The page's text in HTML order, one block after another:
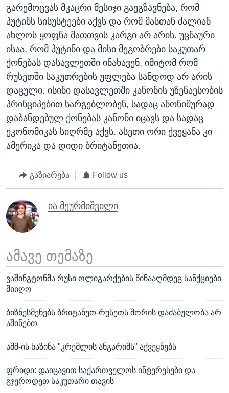
გარემოცვას მკაცრი მესიჯი გაეგზავნება, რომ
პუტინს სისუსტეები აქვს და რომ მასთან ძალიან
ახლოს ყოფნა მათთვის კარგი არ არის. უცნაური
ისაა, რომ პუტინი და მისი მეგობრები საკუთარ
ქონებას დასავლეთში ინახავენ, იმიტომ რომ
რუსეთში საკუთრების უფლება სანდოდ არ არის
დაცული. ისინი დასავლეთში კანონის უზენაესობის
პრინციპებით სარგებლობენ, სადაც ანონიმურად
დაბანდებულ ქონებას კანონი იცავს და სადაც
ეკონომიკას სიღრმე აქვს. ასეთი ორი ქვეყანა კი
ამერიკა და დიდი ბრიტანეთია.
გაზიარება Follow us
ია მეურმიშვილი
ამავე თემაზე
ვაშინგტონმა რუსი ოლიგარქების წინააღმდეგ სანქციები
მიიღო
ბიზნესმენებს ბრიტანეთ-რუსეთს შორის დაძაბულობა არ
აშინებთ
აშშ-ის ხაზინა "კრემლის ანგარიშს" აქვეყნებს
ფრიდი: დაიცავით საქართველოს ინტერესები და
გჯეროდეთ საკუთარი თავის